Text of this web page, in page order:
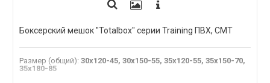
Боксерский мешок "Totalbox" серии Training ПВХ, СМТ
Размер (общий): 30х120-45, 30х150-55, 35х120-55, 35х150-70,
35х180-85